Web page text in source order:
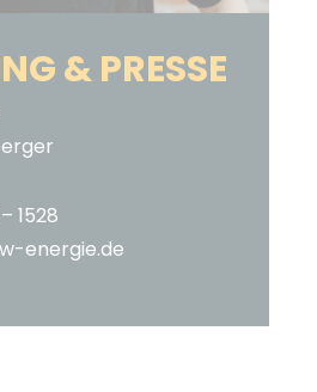
& PRESSE
1528
energie.de